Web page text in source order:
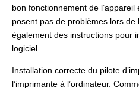
bon fonctionnement de
posent pas de problèmes lors de
également des instructions pour
logiciel.
Installation correcte du pilote
l’imprimante à l’ordinateur.